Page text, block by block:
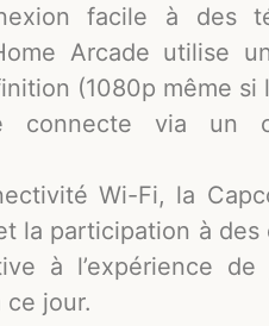
facile à des
Arcade utilise
(1080p même si
via un
Wi-Fi, la
la participation à
à l’expérience
ce jour.